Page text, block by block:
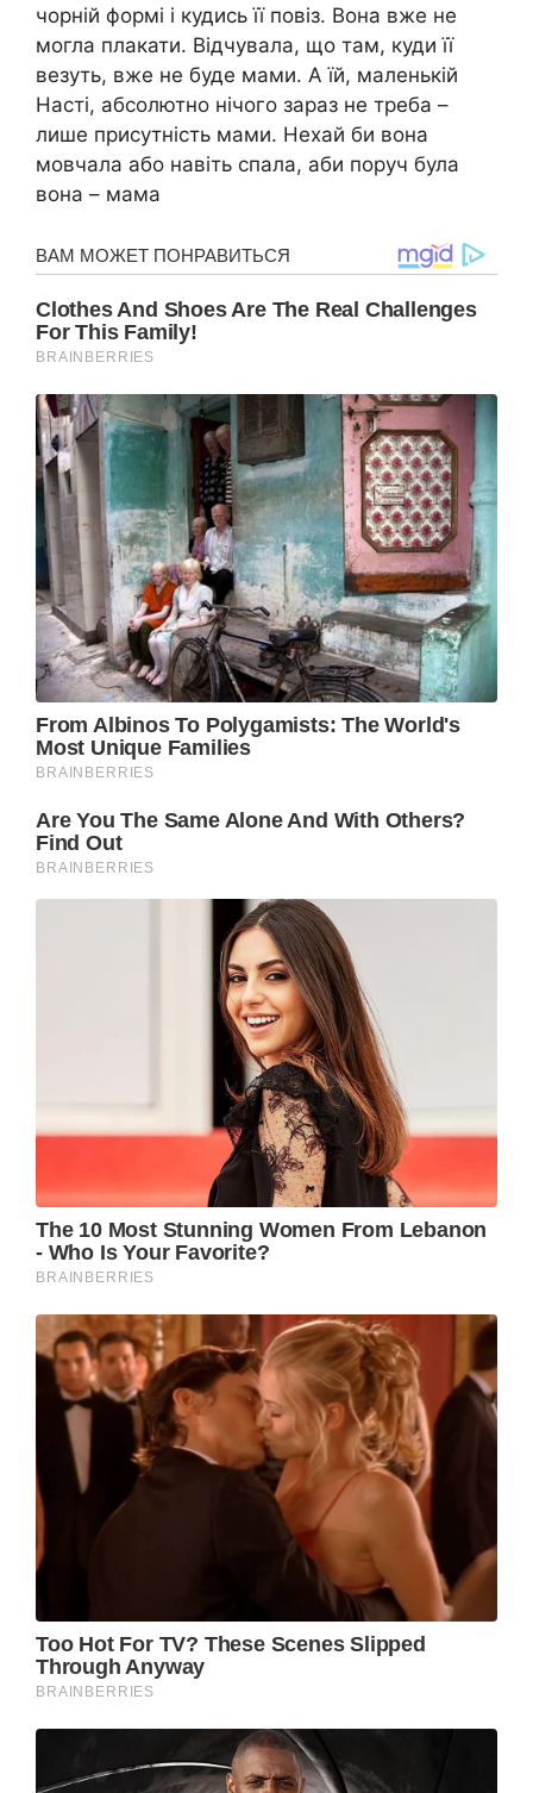
чорній формі і кудись її повіз. Вона вже не
могла плакати. Відчувала, що там, куди її
везуть, вже не буде мами. А їй, маленькій
Насті, абсолютно нічого зараз не треба –
лише присутність мами. Нехай би вона
мовчала або навіть спала, аби поруч була
вона – мама